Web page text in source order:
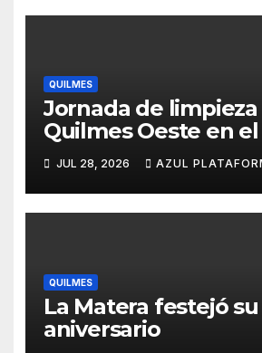
QUILMES
Jornada de
Quilmes Oeste en
del programa -
+Comunidad
JUL 28, 2026 AZUL
QUILMES
La Matera festejó su
aniversario